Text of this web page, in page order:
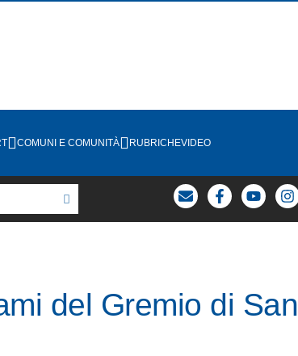
COMUNI E COMUNITÀ RUBRICHEVIDEO
del Gremio di San